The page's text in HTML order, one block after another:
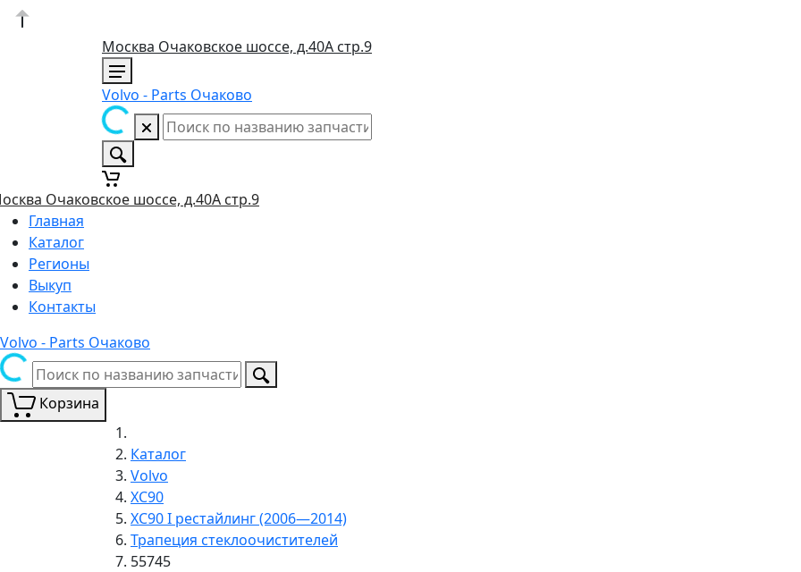
Москва Очаковское шоссе, д.40А стр.9
Volvo - Parts Очаково
Очаковское шоссе, д.40А стр.9
Главная
Каталог
Регионы
Выкуп
Контакты
Volvo - Parts Очаково
Корзина
Каталог
Volvo
XC90
XC90 I рестайлинг (2006—2014)
Трапеция стеклоочистителей
55745